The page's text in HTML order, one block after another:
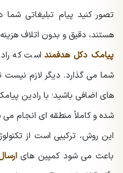
تصور کنید پیام تبلیغاتی
هستند، دقیق و بدون اتلاف
پیامک دکل هدفمنداست که
شما می گذارد. دیگر لازم
های اضافی باشید؛ با رادین
شده و کاملاً منطقه ای انجام
این روش، ترکیبی است از
باعث می شود کمپین های